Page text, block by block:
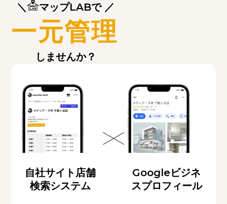
＼ マップLABで ／
一元管理
しませんか？
自社サイト店舗
検索システム
Googleビジネ
スプロフィール